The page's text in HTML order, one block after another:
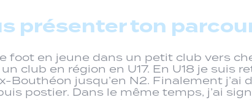
présenter ton
foot en jeune dans un petit club vers
club en région en U17. En U18 je suis
jusqu’en N2. Finalement j’ai
postier. Dans le même temps, j’ai